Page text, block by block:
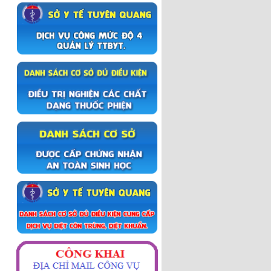
Đỡ đẻ thường phần 2
Đỡ để thường phần 1
Sinh mổ
Lẻ loi người thầy thuốc
Chân- Miệng
Trập trùng mây núi Hà Giang
Khoảnh khắc Hà Giang
Du lịch Hà Giang 2017